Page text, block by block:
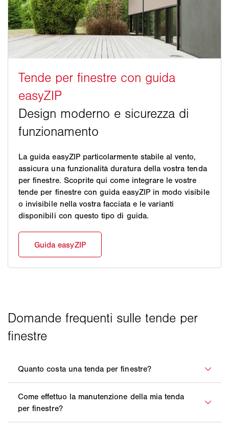
La guida easyZIP particolarmente stabile al vento,
assicura una funzionalità duratura della vostra tenda
per finestre. Scoprite qui come integrare le vostre
tende per finestre con guida easyZIP in modo visibile
o invisibile nella vostra facciata e le varianti
disponibili con questo tipo di guida.
Ogni tenda per finestre WAREMA viene realizzata su
misura in base alle vostre specifiche esigenze.
Nessuna tenda è mai uguale a un'altra. Ciò vale,